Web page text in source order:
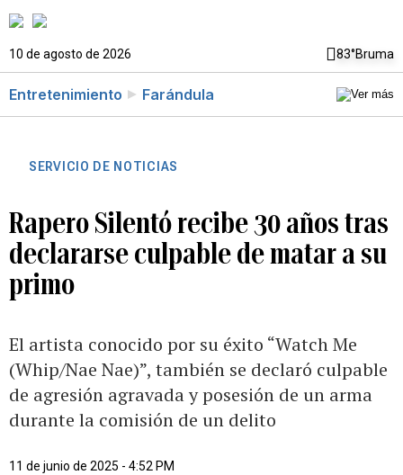
10 de agosto de 2026 83°Bruma
Entretenimiento Farándula
SERVICIO DE NOTICIAS
Rapero Silentó recibe 30 años tras
declararse culpable de matar a su
primo
El artista conocido por su éxito “Watch Me
(Whip/Nae Nae)”, también se declaró culpable
de agresión agravada y posesión de un arma
durante la comisión de un delito
11 de junio de 2025 - 4:52 PM